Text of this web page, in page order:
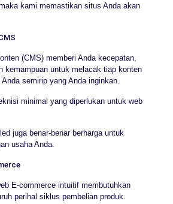
kami memastikan situs Anda akan
(CMS) memberi Anda kecepatan,
kemampuan untuk melacak tiap konten
semirip yang Anda inginkan.
minimal yang diperlukan untuk web
juga benar-benar berharga untuk
usaha Anda.
E-commerce intuitif membutuhkan
perihal siklus pembelian produk.